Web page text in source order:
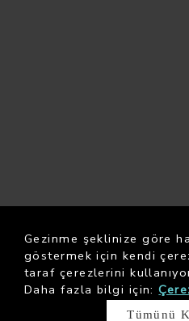
Gezinme şeklinize göre
göstermek için kendi
taraf çerezlerini
Daha fazla bilgi için:
Tümünü